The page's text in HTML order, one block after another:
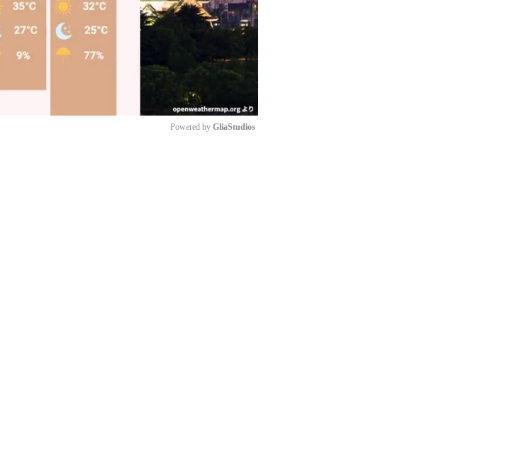
Powered by GliaStudios